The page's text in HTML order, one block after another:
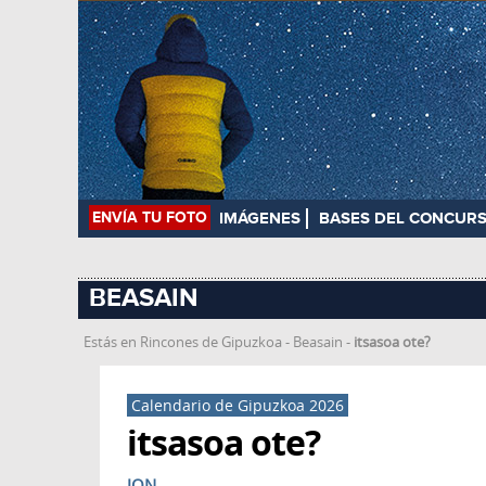
ENVÍA TU FOTO IMÁGENES BASES DEL
BEASAIN
Estás en Rincones de Gipuzkoa - Beasain - itsasoa ote?
Calendario de Gipuzkoa 2026
itsasoa ote?